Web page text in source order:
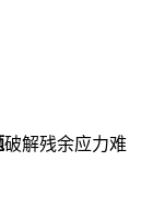
破解残余应力难